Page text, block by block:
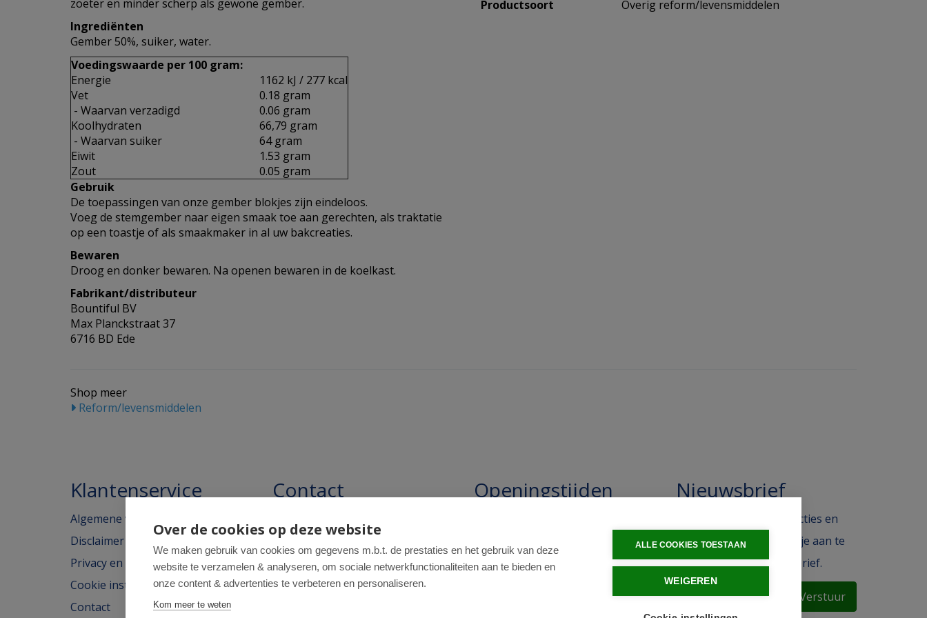
zoeter en minder scherp als gewone gember.
Ingrediënten
Gember 50%, suiker, water.
Voedingswaarde per 100 gram:
Energie
1162 kJ / 277 kcal
Vet
0.18 gram
- Waarvan verzadigd
0.06 gram
Koolhydraten
66,79 gram
- Waarvan suiker
64 gram
Eiwit
1.53 gram
Zout
0.05 gram
Gebruik
De toepassingen van onze gember blokjes zijn eindeloos.
Voeg de stemgember naar eigen smaak toe aan gerechten, als traktatie
op een toastje of als smaakmaker in al uw bakcreaties.
Bewaren
Droog en donker bewaren. Na openen bewaren in de koelkast.
Fabrikant/distributeur
Bountiful BV
Max Planckstraat 37
6716 BD Ede
Productsoort
Overig reform/levensmiddelen
Shop meer
Reform/levensmiddelen
Klantenservice
Algemene voorwaarden
Disclaimer
Privacy en cookieverklaring
Cookie instellingen
Contact
Contact
Weimarstraat 228
2562HR Den Haag
tel: 070-820 98 84
Openingstijden Nieuwsbrief
Blijf op de hoogte van acties en
het laatste nieuws door je aan te
melden voor de nieuwsbrief.
Verstuur
Over de cookies op deze website
We maken gebruik van cookies om gegevens m.b.t. de prestaties en het gebruik van deze
website te verzamelen & analyseren, om sociale netwerkfunctionaliteiten aan te bieden en
onze content & advertenties te verbeteren en personaliseren.
Kom meer te weten
ALLE COOKIES TOESTAAN
WEIGEREN